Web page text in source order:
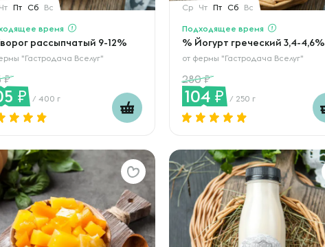
Чт Пт Сб Вс
время
рассыпчатый 9-12%
"Гастродача Вселуг"
/ 400 г
Ср Чт Пт Сб Вс
Подходящее время
% Йогурт греческий 3,4-4,6%
от фермы "Гастродача Вселуг"
280
104 / 250 г